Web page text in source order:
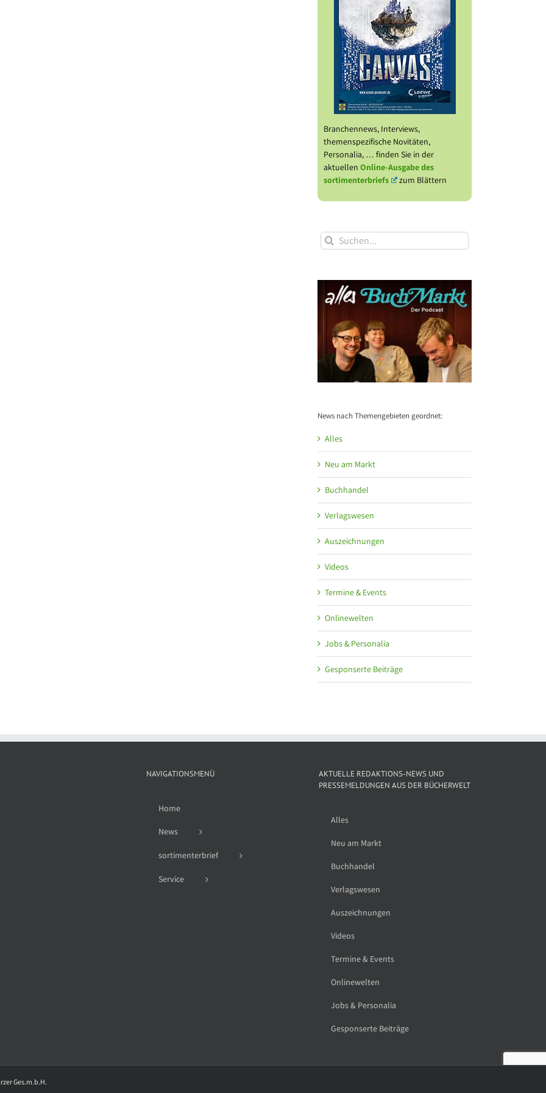
Branchennews, Interviews,
themenspezifische Novitäten,
Personalia, … finden Sie in der
aktuellen Online-Ausgabe des
sortimenterbriefs
zum Blättern
Suche
nach:
News nach Themengebieten geordnet:
Alles
Neu am Markt
Buchhandel
Verlagswesen
Auszeichnungen
Videos
Termine & Events
Onlinewelten
Jobs & Personalia
Gesponserte Beiträge
NAVIGATIONSMENÜ
Home
News
sortimenterbrief
Service
AKTUELLE REDAKTIONS-NEWS UND
PRESSEMELDUNGEN AUS DER BÜCHERWELT
Alles
Neu am Markt
Buchhandel
Verlagswesen
Auszeichnungen
Videos
Termine & Events
Onlinewelten
Jobs & Personalia
Gesponserte Beiträge
Ges.m.b.H.